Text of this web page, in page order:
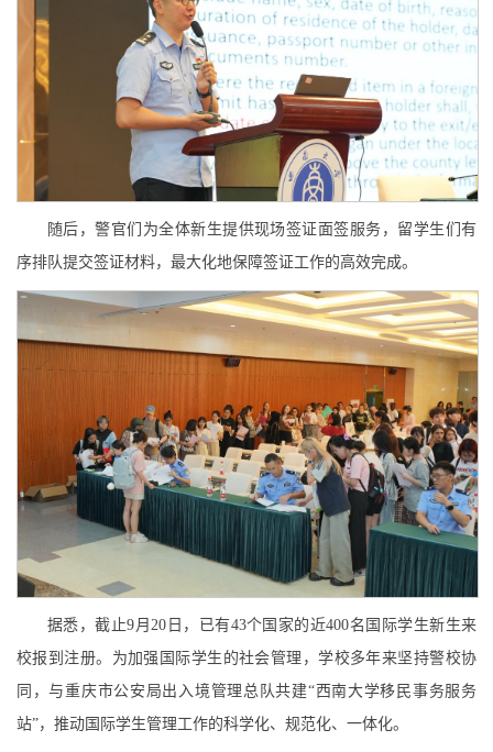
随后，警官们为全体新生提供现场签证面签服务，留学生们有
序排队提交签证材料，最大化地保障签证工作的高效完成。
据悉，截止9月20日，已有43个国家的近400名国际学生新生来
校报到注册。为加强国际学生的社会管理，学校多年来坚持警校协
同，与重庆市公安局出入境管理总队共建“西南大学移民事务服务
站”，推动国际学生管理工作的科学化、规范化、一体化。